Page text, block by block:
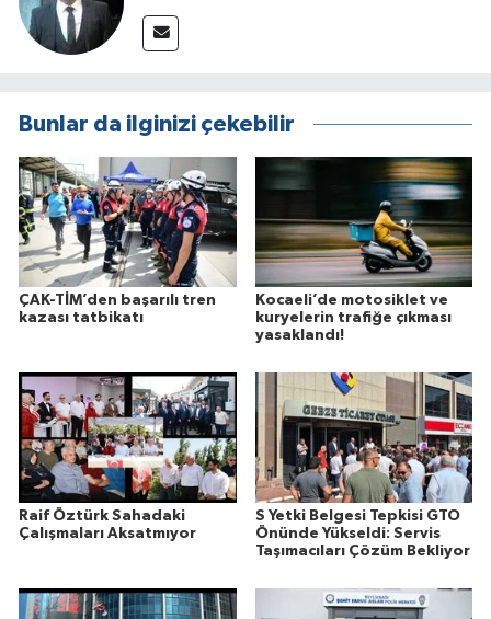
Bunlar da ilginizi çekebilir
ÇAK-TİM’den başarılı tren
kazası tatbikatı
Kocaeli’de motosiklet ve
kuryelerin trafiğe çıkması
yasaklandı!
Raif Öztürk Sahadaki
Çalışmaları Aksatmıyor
S Yetki Belgesi Tepkisi GTO
Önünde Yükseldi: Servis
Taşımacıları Çözüm Bekliyor